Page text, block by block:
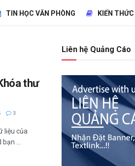
TIN HỌC VĂN PHÒNG KIẾN THỨC
thư
3
liệu của
...
Liên hệ Quảng Cáo